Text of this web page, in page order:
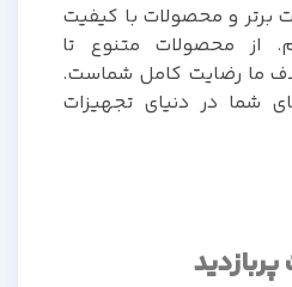
و محصولات با کیفیت
محصولات متنوع تا
رضایت کامل شماست.
در دنیای تجهیزات